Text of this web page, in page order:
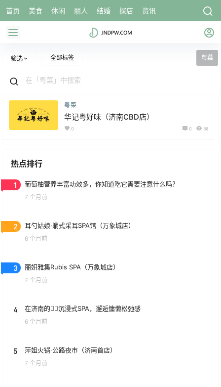
首页 美食 休闲 丽人 结婚 探店 资讯
筛选 全部标签 粤菜
粤菜
华记粤好味（济南CBD店）
0 0 58
热点排行
1 葡萄柚营养丰富功效多，你知道吃它需要注意什么吗？
7 个月前
2 耳勺姑娘·躺式采耳SPA馆（万象城店）
6 个月前
3 丽妍雅集Rubis SPA（万象城店）
7 个月前
4 在济南的💆‍♀️沉浸式SPA，邂逅慵懒松弛感
6 个月前
5 萍姐火锅·公路夜市（济南首店）
7 个月前